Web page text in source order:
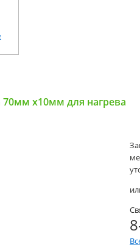
х10мм для нагрева